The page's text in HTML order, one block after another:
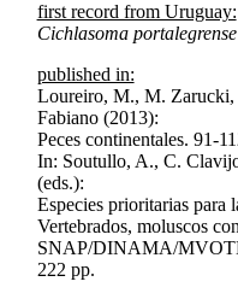
Image
first record from Uruguay:
Cichlasoma portalegrense
published in:
Loureiro, M., M.
Fabiano (2013):
Peces continentales. 91-
In: Soutullo, A., C.
(eds.):
Especies prioritarias para
Vertebrados, moluscos
SNAP/DINAMA/
222 pp.